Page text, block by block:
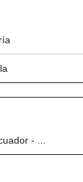
- ...